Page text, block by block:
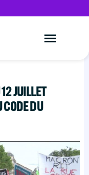
JUILLET
DU